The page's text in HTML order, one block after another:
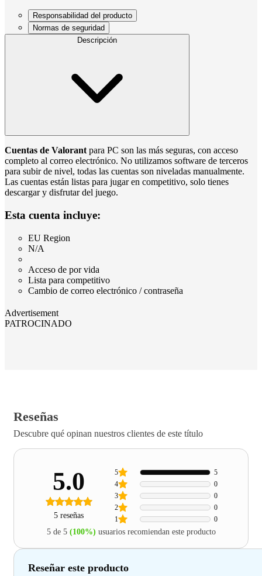
Responsabilidad del producto
Normas de seguridad
Descripción
Cuentas de Valorant para PC son las más seguras, con acceso
completo al correo electrónico. No utilizamos software de terceros
para subir de nivel, todas las cuentas son niveladas manualmente.
Las cuentas están listas para jugar en competitivo, solo tienes
descargar y disfrutar del juego.
Esta cuenta incluye:
EU Region
N/A
Acceso de por vida
Lista para competitivo
Cambio de correo electrónico / contraseña
Advertisement
PATROCINADO
Reseñas
Descubre qué opinan nuestros clientes de este título
5.0
5 reseñas 1 0
2 0
3 0
4 0
5 5
5 de 5 (100%) usuarios recomiendan este producto
Reseñar este producto